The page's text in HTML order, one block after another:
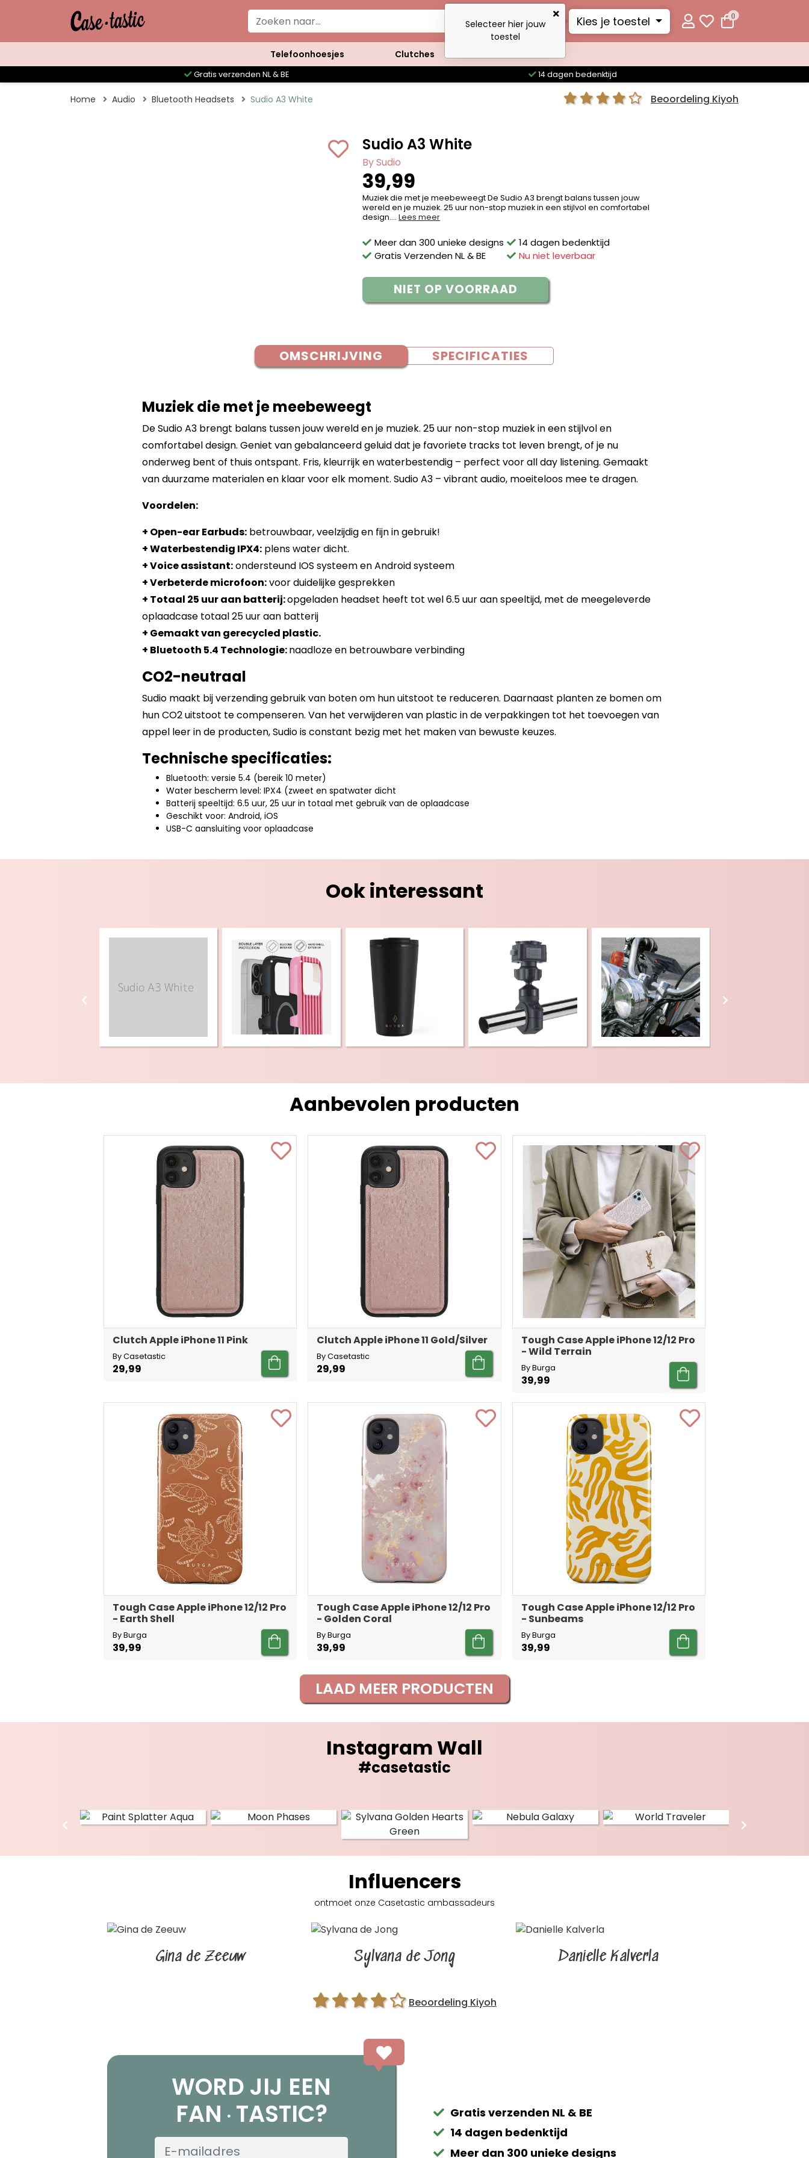
Kies je toestel 0
Telefoonhoesjes Clutches
Gratis verzenden NL & BE 14 dagen bedenktijd
Home Audio Bluetooth Headsets Sudio A3 White Beoordeling Kiyoh
Sudio A3 White
By Sudio
39,99
Muziek die met je meebeweegt De Sudio A3 brengt balans tussen jouw
wereld en je muziek. 25 uur non-stop muziek in een stijlvol en comfortabel
design....Lees meer
Meer dan 300 unieke designs
Gratis Verzenden NL & BE
14 dagen bedenktijd
Nu niet leverbaar
NIET OP VOORRAAD
OMSCHRIJVING SPECIFICATIES
Muziek die met je meebeweegt
De Sudio A3 brengt balans tussen jouw wereld en je muziek. 25 uur non-stop muziek in een stijlvol en
comfortabel design. Geniet van gebalanceerd geluid dat je favoriete tracks tot leven brengt, of je nu
onderweg bent of thuis ontspant. Fris, kleurrijk en waterbestendig – perfect voor all day listening. Gemaakt
van duurzame materialen en klaar voor elk moment. Sudio A3 – vibrant audio, moeiteloos mee te dragen.
Voordelen:
+ Open-ear Earbuds:betrouwbaar, veelzijdig en fijn in gebruik!
+ Waterbestendig IPX4:plens water dicht.
+ Voice assistant:ondersteund IOS systeem en Android systeem
+ Verbeterde microfoon:voor duidelijke gesprekken
+ Totaal 25 uur aan batterij:opgeladen headset heeft tot wel 6.5 uur aan speeltijd, met de meegeleverde
oplaadcase totaal 25 uur aan batterij
+ Gemaakt van gerecycled plastic.
+ Bluetooth 5.4 Technologie:naadloze en betrouwbare verbinding
CO2-neutraal
Sudio maakt bij verzending gebruik van boten om hun uitstoot te reduceren. Daarnaast planten ze bomen om
hun CO2 uitstoot te compenseren. Van het verwijderen van plastic in de verpakkingen tot het toevoegen van
appel leer in de producten, Sudio is constant bezig met het maken van bewuste keuzes.
Technische specificaties:
Bluetooth: versie 5.4 (bereik 10 meter)
Water bescherm level: IPX4 (zweet en spatwater dicht
Batterij speeltijd: 6.5 uur, 25 uur in totaal met gebruik van de oplaadcase
Geschikt voor: Android, iOS
USB-C aansluiting voor oplaadcase
Ook interessant
Aanbevolen producten
Clutch Apple iPhone 11 Pink
By Casetastic
29,99
Clutch Apple iPhone 11 Gold/Silver
By Casetastic
29,99
Tough Case Apple iPhone 12/12 Pro
- Wild Terrain
By Burga
39,99
Tough Case Apple iPhone 12/12 Pro
- Earth Shell
By Burga
39,99
Tough Case Apple iPhone 12/12 Pro
- Golden Coral
By Burga
39,99
Tough Case Apple iPhone 12/12 Pro
- Sunbeams
By Burga
39,99
LAAD MEER PRODUCTEN
Instagram Wall
#casetastic
Influencers
ontmoet onze Casetastic ambassadeurs
Gina de Zeeuw Sylvana de Jong Danielle Kalverla
Beoordeling Kiyoh
WORD JIJ EEN
FAN TASTIC?
Gratis verzenden NL & BE
14 dagen bedenktijd
Meer dan 300 unieke designs
Selecteer hier jouw
toestel